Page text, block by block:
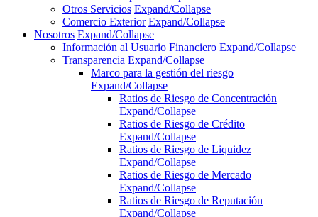
Otros Servicios Expand/Collapse
Comercio Exterior Expand/Collapse
Nosotros Expand/Collapse
Información al Usuario Financiero Expand/Collapse
Transparencia Expand/Collapse
Marco para la gestión del riesgo
Expand/Collapse
Ratios de Riesgo de Concentración
Expand/Collapse
Ratios de Riesgo de Crédito
Expand/Collapse
Ratios de Riesgo de Liquidez
Expand/Collapse
Ratios de Riesgo de Mercado
Expand/Collapse
Ratios de Riesgo de Reputación
Expand/Collapse